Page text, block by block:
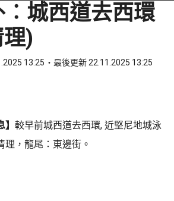
城西道去西環
)
13:25 最後更新 22.11.2025 13:25
較早前城西道去西環, 近堅尼地城泳
理，龍尾：東邊街。